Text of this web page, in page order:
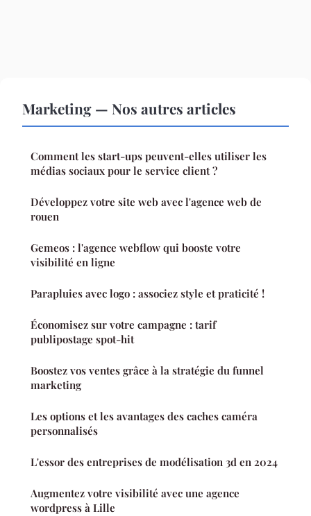
Marketing — Nos autres articles
Comment les start-ups peuvent-elles utiliser les
médias sociaux pour le service client ?
Développez votre site web avec l'agence web de
rouen
Gemeos : l'agence webflow qui booste votre
visibilité en ligne
Parapluies avec logo : associez style et praticité !
Économisez sur votre campagne : tarif
publipostage spot-hit
Boostez vos ventes grâce à la stratégie du funnel
marketing
Les options et les avantages des caches caméra
personnalisés
L'essor des entreprises de modélisation 3d en 2024
Augmentez votre visibilité avec une agence
wordpress à Lille